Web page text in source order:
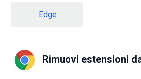
Edge
Rimuovi estensioni